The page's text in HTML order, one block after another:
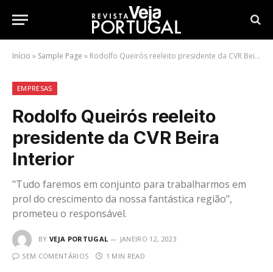
Início » Sample Page » Rodolfo Queirós reeleito presidente da CVR Beira Interior
EMPRESAS
Rodolfo Queirós reeleito
presidente da CVR Beira
Interior
"Tudo faremos em conjunto para trabalharmos em
prol do crescimento da nossa fantástica região",
prometeu o responsável.
BY VEJA PORTUGAL
JANEIRO 12, 2023
SEM COMENTÁRIOS
1 MIN READ